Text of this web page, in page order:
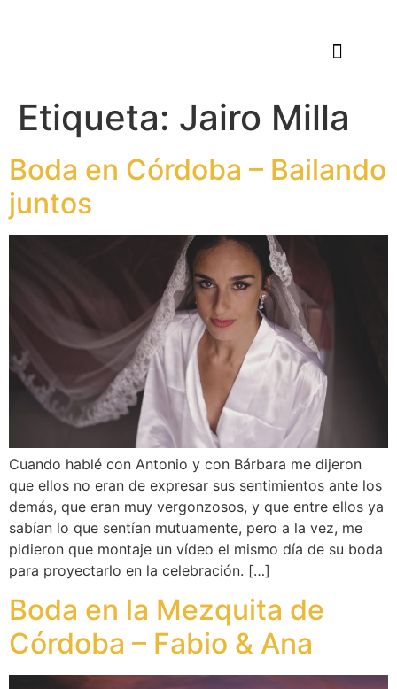
Etiqueta: Jairo Milla
Boda en Córdoba – Bailando
juntos
Cuando hablé con Antonio y con Bárbara me dijeron
que ellos no eran de expresar sus sentimientos ante los
demás, que eran muy vergonzosos, y que entre ellos ya
sabían lo que sentían mutuamente, pero a la vez, me
pidieron que montaje un vídeo el mismo día de su boda
para proyectarlo en la celebración. […]
Boda en la Mezquita de
Córdoba – Fabio & Ana